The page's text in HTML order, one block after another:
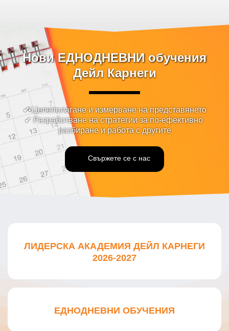
Нови ЕДНОДНЕВНИ обучения
Дейл Карнеги
✔ Целеполагане и измерване на представянето
✔ Разработване на стратегии за по-ефективно
разбиране и работа с другите
Свържете се с нас
ЛИДЕРСКА АКАДЕМИЯ ДЕЙЛ КАРНЕГИ
2026-2027
ЕДНОДНЕВНИ ОБУЧЕНИЯ